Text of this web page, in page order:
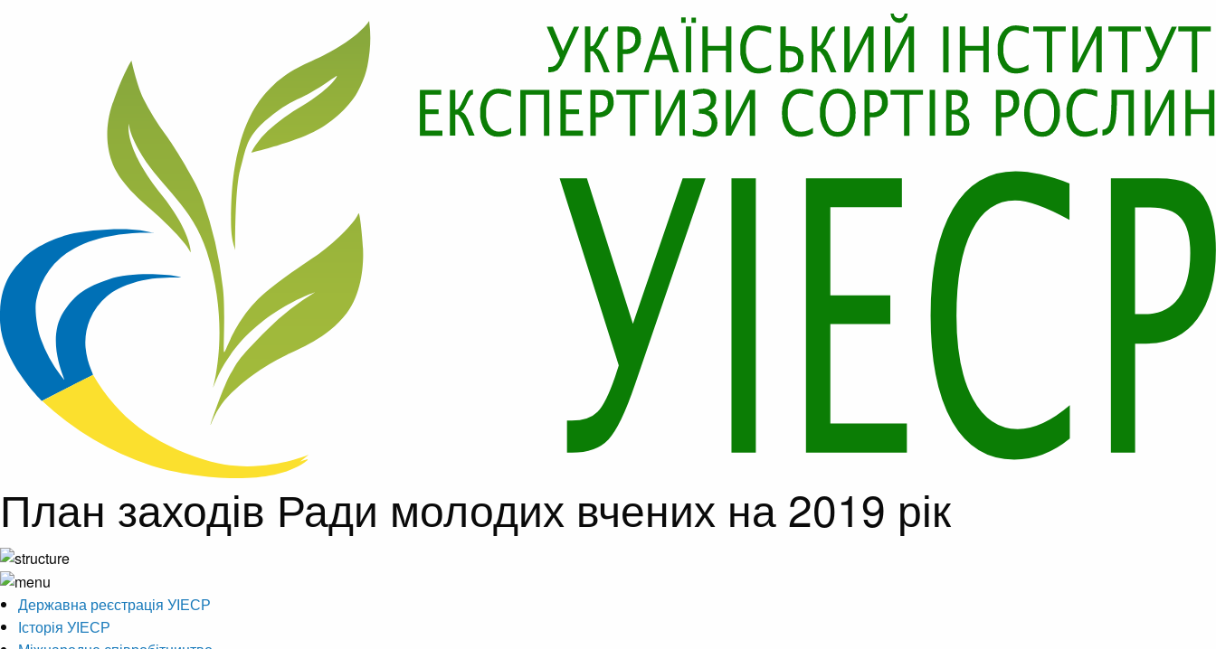
План заходів Ради молодих вчених на 2019 рік
Державна реєстрація УІЕСР
Історія УІЕСР